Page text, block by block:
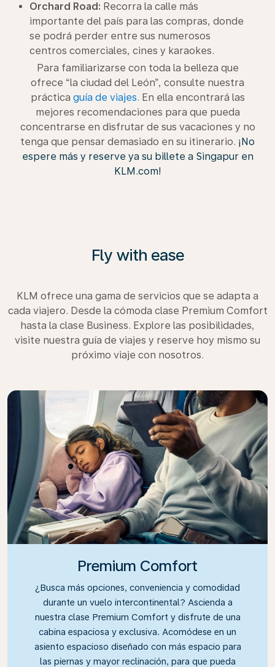
Orchard Road: Recorra la calle más
importante del país para las compras, donde
se podrá perder entre sus numerosos
centros comerciales, cines y karaokes.
Para familiarizarse con toda la belleza que
ofrece “la ciudad del León”, consulte nuestra
práctica guía de viajes. En ella encontrará las
mejores recomendaciones para que pueda
concentrarse en disfrutar de sus vacaciones y no
tenga que pensar demasiado en su itinerario. ¡No
espere más y reserve ya su billete a Singapur en
KLM.com!
Fly with ease
KLM ofrece una gama de servicios que se adapta a
cada viajero. Desde la cómoda clase Premium Comfort
hasta la clase Business. Explore las posibilidades,
visite nuestra guía de viajes y reserve hoy mismo su
próximo viaje con nosotros.
Premium Comfort
¿Busca más opciones, conveniencia y comodidad
durante un vuelo intercontinental? Ascienda a
nuestra clase Premium Comfort y disfrute de una
cabina espaciosa y exclusiva. Acomódese en un
asiento espacioso diseñado con más espacio para
las piernas y mayor reclinación, para que pueda